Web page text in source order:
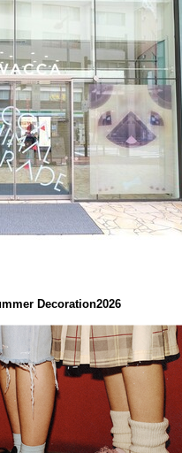
Decoration2026